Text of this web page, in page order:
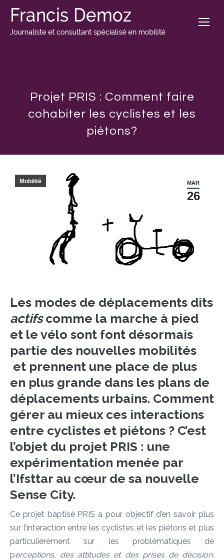
Projet PRIS : Comment faire
cohabiter les cyclistes et les
piétons?
MAR
26
Mobilité
Les modes de déplacements dits
actifscomme la marche à pied
et le vélo sont font désormais
partie des nouvelles mobilités
et prennent une place de plus
en plus grande dans les plans de
déplacements urbains. Comment
gérer au mieux ces interactions
entre cyclistes et piétons ? C’est
l’objet du projet PRIS : une
expérimentation menée par
l’Ifsttar au cœur de sa nouvelle
Sense City.
Ce projet baptisé PRIS a pour objectif d’en savoir plus
sur l’interaction entre les cyclistes et les piétons et plus
particulièrement sur les problématiques de
perceptions, des attitudes et des prises de décision.